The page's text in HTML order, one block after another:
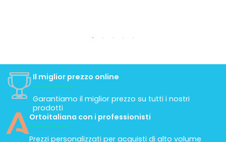
Il miglior prezzo online
Garantiamo il miglior prezzo su tutti i nostri
prodotti
Ortoitaliana con i professionisti
Prezzi personalizzati per acquisti di alto volume